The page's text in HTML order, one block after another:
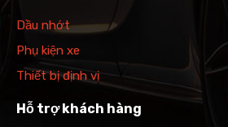
Dầu nhớt
Phụ kiện xe
Thiết bị định vị
Hỗ trợ khách hàng